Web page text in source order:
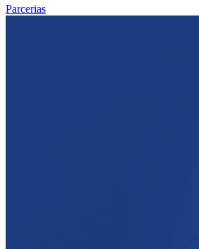
Parcerias